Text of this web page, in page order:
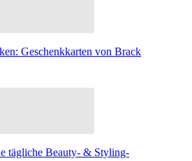
Geschenkkarten von Brack
tägliche Beauty- & Styling-